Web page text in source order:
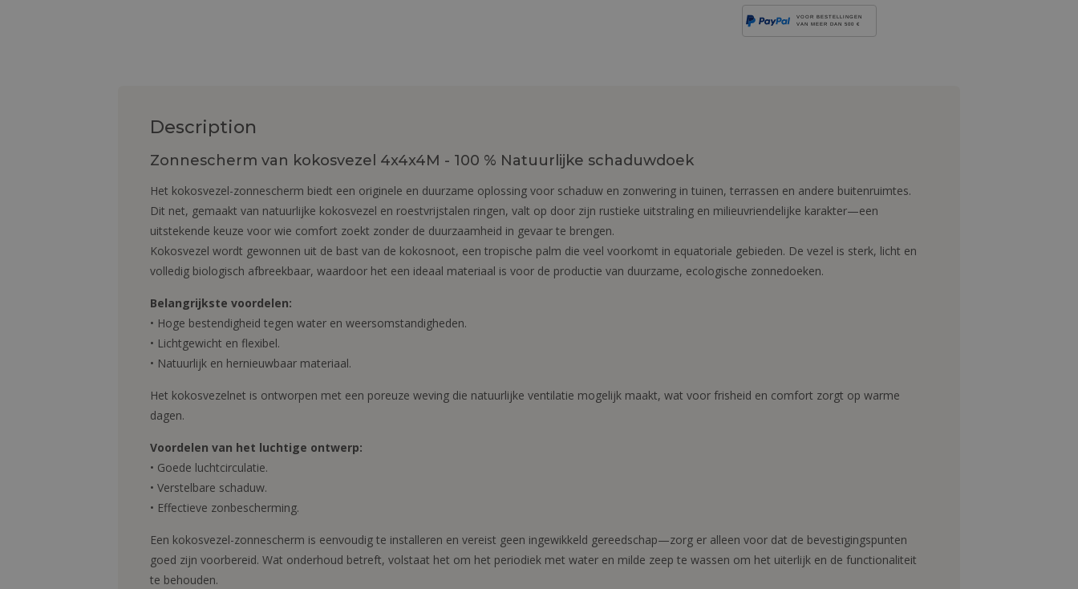
VOOR BESTELLINGEN
VAN MEER DAN 500 €
Description
Zonnescherm van kokosvezel 4x4x4M - 100 % Natuurlijke schaduwdoek
Het kokosvezel-zonnescherm biedt een originele en duurzame oplossing voor schaduw en zonwering in tuinen, terrassen en andere buitenruimtes.
Dit net, gemaakt van natuurlijke kokosvezel en roestvrijstalen ringen, valt op door zijn rustieke uitstraling en milieuvriendelijke karakter—een
uitstekende keuze voor wie comfort zoekt zonder de duurzaamheid in gevaar te brengen.
Kokosvezel wordt gewonnen uit de bast van de kokosnoot, een tropische palm die veel voorkomt in equatoriale gebieden. De vezel is sterk, licht en
volledig biologisch afbreekbaar, waardoor het een ideaal materiaal is voor de productie van duurzame, ecologische zonnedoeken.
Belangrijkste voordelen:
• Hoge bestendigheid tegen water en weersomstandigheden.
• Lichtgewicht en flexibel.
• Natuurlijk en hernieuwbaar materiaal.
Het kokosvezelnet is ontworpen met een poreuze weving die natuurlijke ventilatie mogelijk maakt, wat voor frisheid en comfort zorgt op warme
dagen.
Voordelen van het luchtige ontwerp:
• Goede luchtcirculatie.
• Verstelbare schaduw.
• Effectieve zonbescherming.
Een kokosvezel-zonnescherm is eenvoudig te installeren en vereist geen ingewikkeld gereedschap—zorg er alleen voor dat de bevestigingspunten
goed zijn voorbereid. Wat onderhoud betreft, volstaat het om het periodiek met water en milde zeep te wassen om het uiterlijk en de functionaliteit
te behouden.